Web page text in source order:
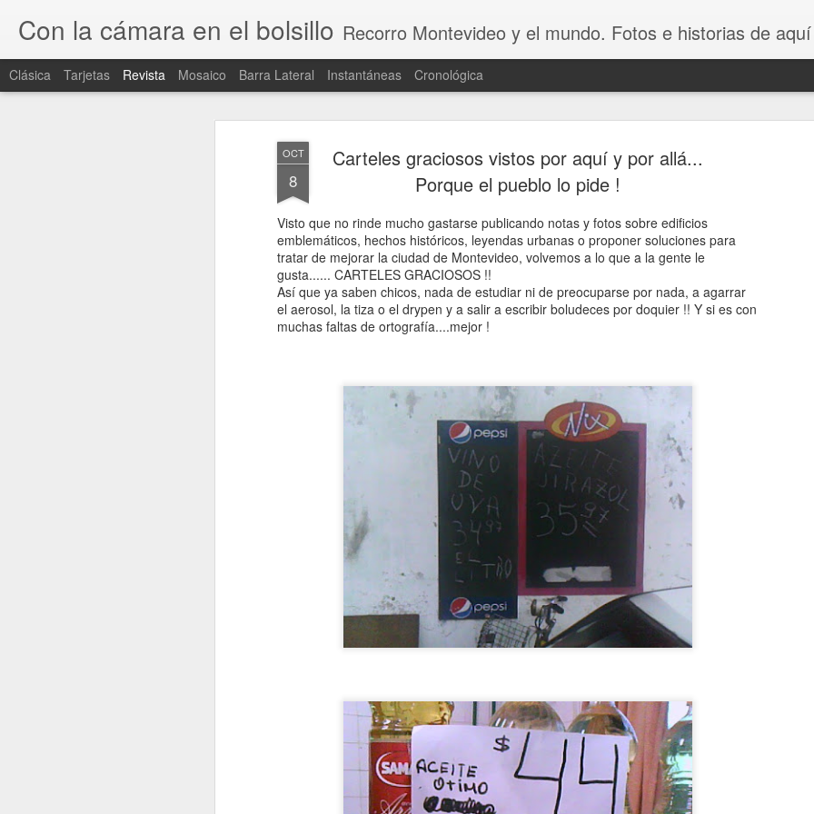
OCT
8
Carteles graciosos vistos por aquí y por allá...
Porque el pueblo lo pide !
Visto que no rinde mucho gastarse publicando notas y fotos sobre edificios
emblemáticos, hechos históricos, leyendas urbanas o proponer soluciones para
tratar de mejorar la ciudad de Montevideo, volvemos a lo que a la gente le
gusta...... CARTELES GRACIOSOS !!
Así que ya saben chicos, nada de estudiar ni de preocuparse por nada, a agarrar
el aerosol, la tiza o el drypen y a salir a escribir boludeces por doquier !! Y si es con
muchas faltas de ortografía....mejor !
Con la cámara en el bolsillo Recorro Montevideo y el mundo. Fotos e historias de
Clásica Tarjetas Revista Mosaico Barra Lateral Instantáneas Cronológica
AUG
8
20
VAGOS
INVENTOS. Y en este video
VISITA AL Castillo de
AUG
CAE OVNI EN
AUG
TOP 20